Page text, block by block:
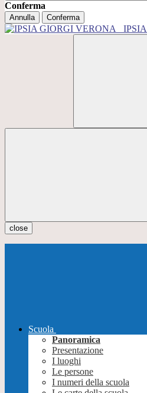
Conferma
Annulla Conferma
close
Scuola
Panoramica
Presentazione
I luoghi
Le persone
I numeri della scuola